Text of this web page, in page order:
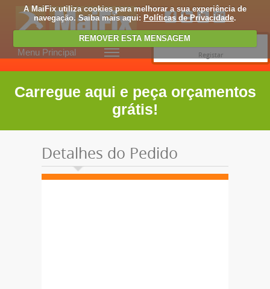
A MaiFix utiliza cookies para melhorar a sua experiência de
navegação. Saiba mais aqui: Políticas de Privacidade.
REMOVER ESTA MENSAGEM
Menu Principal
Registar
Carregue aqui e peça orçamentos
grátis!
Detalhes do Pedido